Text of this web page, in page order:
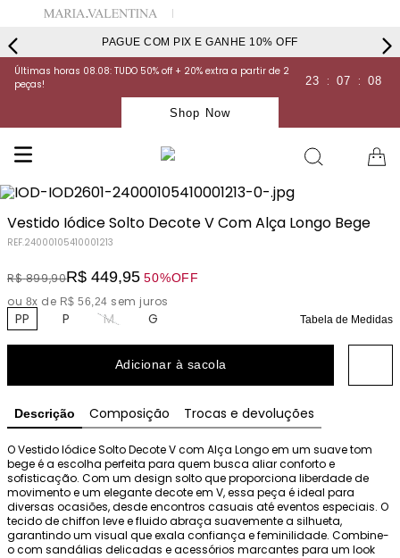
PAGUE COM PIX E GANHE 10% OFF
Últimas horas 08.08: TUDO 50% off + 20% extra a partir de 2
peças!
23 : 07 : 07
Shop Now
Vestido Iódice Solto Decote V Com Alça Longo Bege
REF.24000105410001213
R$ 899,90R$ 449,95 50%OFF
ou 8x de R$ 56,24 sem juros
PP P M G Tabela de Medidas
Adicionar à sacola
Descrição Composição Trocas e devoluções
O Vestido Iódice Solto Decote V com Alça Longo em um suave tom
bege é a escolha perfeita para quem busca aliar conforto e
sofisticação. Com um design solto que proporciona liberdade de
movimento e um elegante decote em V, essa peça é ideal para
diversas ocasiões, desde encontros casuais até eventos especiais. O
tecido de chiffon leve e fluido abraça suavemente a silhueta,
garantindo um visual que exala confiança e feminilidade. Combine-
o com sandálias delicadas e acessórios marcantes para um look